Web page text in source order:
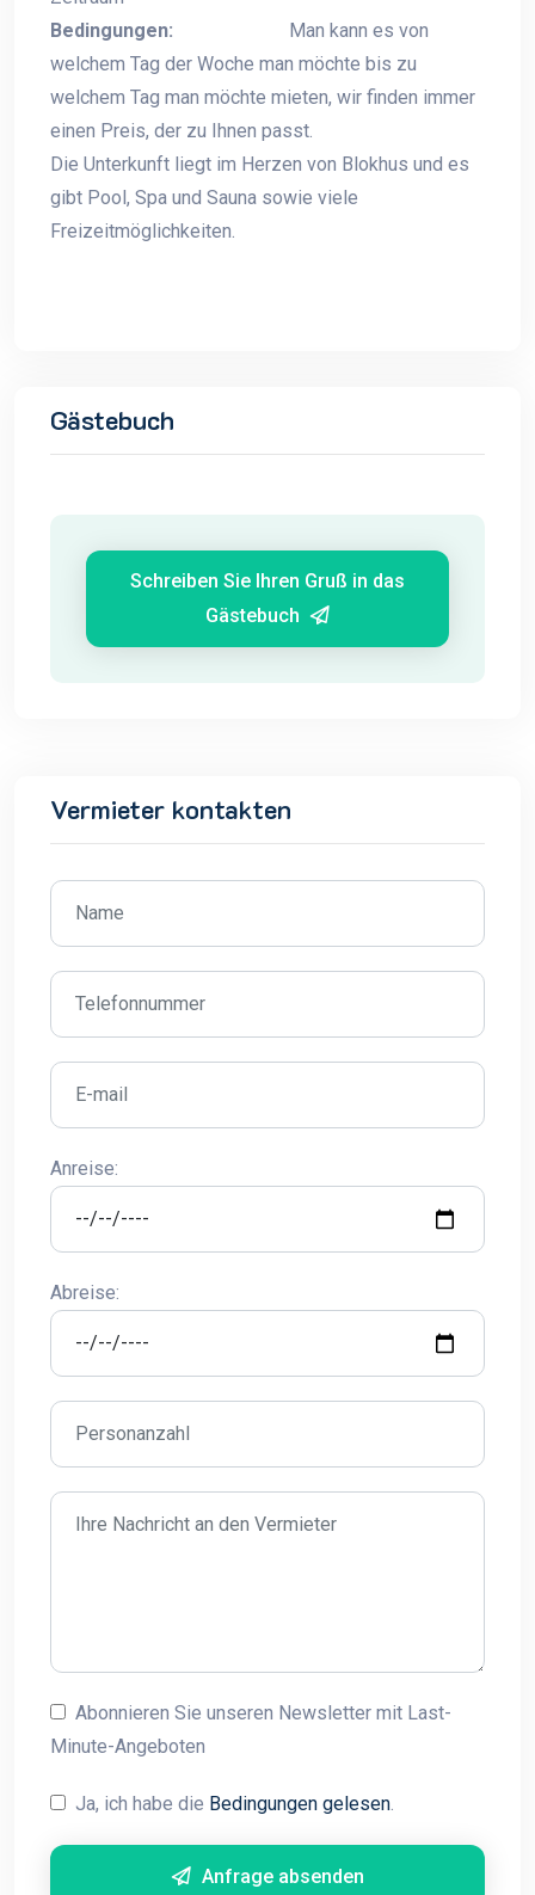
Bedingungen:
Man kann es von
welchem Tag der Woche man möchte bis zu
welchem Tag man möchte mieten, wir finden immer
einen Preis, der zu Ihnen passt.
Die Unterkunft liegt im Herzen von Blokhus und es
gibt Pool, Spa und Sauna sowie viele
Freizeitmöglichkeiten.
Gästebuch
Schreiben Sie Ihren Gruß in das
Gästebuch
Vermieter kontakten
Anreise:
Abreise:
Abonnieren Sie unseren Newsletter mit Last-
Minute-Angeboten
Ja, ich habe die Bedingungen gelesen.
Anfrage absenden